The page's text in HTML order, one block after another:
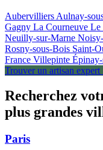
Aubervilliers Aulnay-
Gagny La Courneuve Le
Neuilly-sur-Marne
Rosny-sous-Bois Saint-
France Villepinte
Trouver un artisan expert
Recherchez
plus grandes
Paris